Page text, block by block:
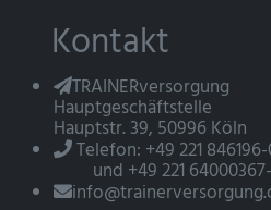
Kontakt
TRAINERversorgung
Hauptgeschäftstelle
Hauptstr. 39, 50996 Köln
Telefon: +49 221
und +49 221